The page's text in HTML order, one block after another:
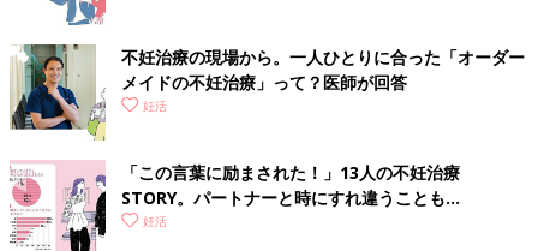
１人目のときは自然に妊娠したのに、２人目のときは妊娠しにく
いことを「２人目不妊」といったりします。原因は加齢などさま
ざまですが、１人目が帝王切開 だったことなどが関係すること
も。心配なら受診をおすすめします。
【Q8】治療は夫婦で行かなければならない？
【A】妊娠はカップル２人のもの
不妊治療の現場から。一人ひとりに合った「オーダー
メイドの不妊治療」って？医師が回答
妊活
「この言葉に励まされた！」13人の不妊治療
STORY。パートナーと時にすれ違うことも…
妊活